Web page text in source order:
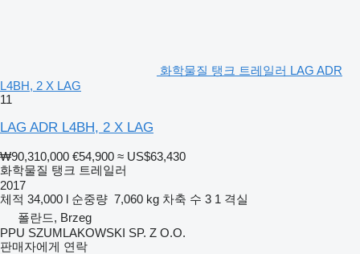
화학물질 탱크 트레일러 LAG ADR
L4BH, 2 X LAG
11
LAG ADR L4BH, 2 X LAG
₩90,310,000 €54,900 ≈ US$63,430
화학물질 탱크 트레일러
2017
체적 34,000 l 순중량 7,060 kg 차축 수 3 1 격실
폴란드, Brzeg
PPU SZUMLAKOWSKI SP. Z O.O.
판매자에게 연락